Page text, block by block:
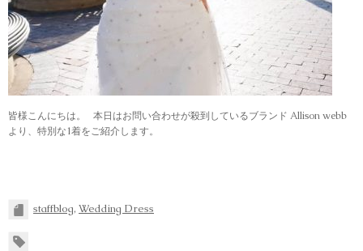
皆様こんにちは。 本日はお問い合わせが殺到しているブランド Allison webb
より、特別な1着をご紹介します。
staffblog, Wedding Dress